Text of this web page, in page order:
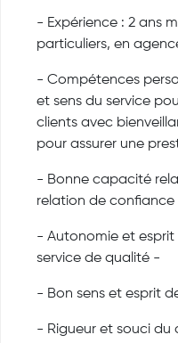
- Expérience : 2 ans
particuliers, en
- Compétences
et sens du service
clients avec
pour assurer une
- Bonne capacité
relation de confiance
- Autonomie et esprit
service de qualité -
- Bon sens et esprit
- Rigueur et souci du